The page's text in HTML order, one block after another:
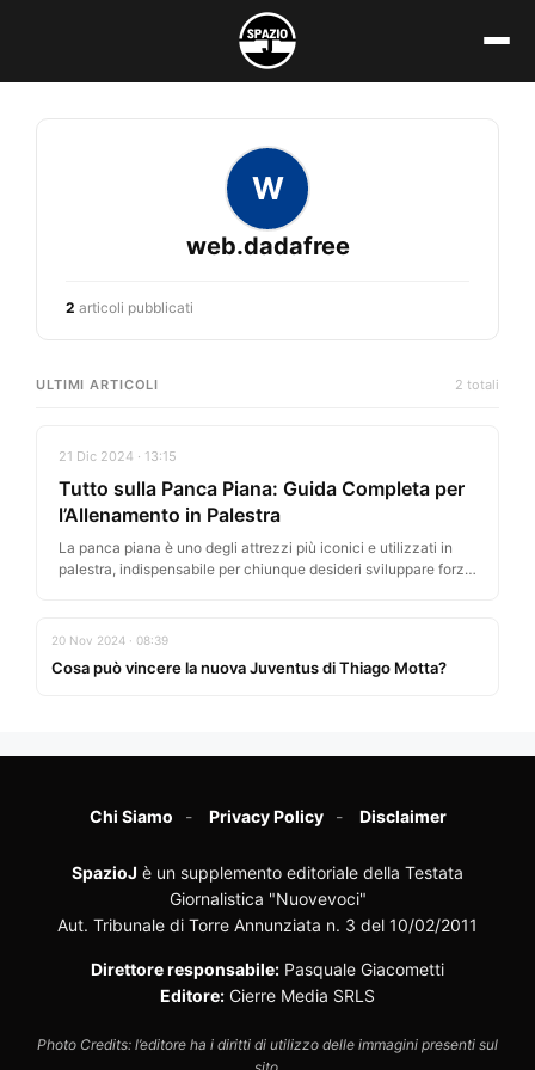
contenuto
W
web.dadafree
2 articoli pubblicati
ULTIMI ARTICOLI 2 totali
21 Dic 2024 · 13:15
Tutto sulla Panca Piana: Guida Completa per
l’Allenamento in Palestra
La panca piana è uno degli attrezzi più iconici e utilizzati in
palestra, indispensabile per chiunque desideri sviluppare forza
20 Nov 2024 · 08:39
Cosa può vincere la nuova Juventus di Thiago Motta?
Chi Siamo Privacy Policy Disclaimer
SpazioJ è un supplemento editoriale della Testata
Giornalistica "Nuovevoci"
Aut. Tribunale di Torre Annunziata n. 3 del 10/02/2011
Direttore responsabile: Pasquale Giacometti
Editore: Cierre Media SRLS
Photo Credits: l’editore ha i diritti di utilizzo delle immagini presenti sul